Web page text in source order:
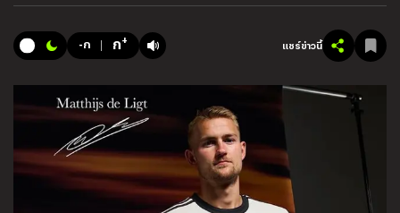
-ก ก+ แชร์ข่าวนี้